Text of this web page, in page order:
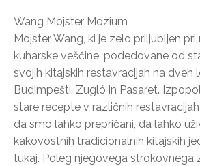
Wang Mojster Mozium
Mojster Wang, ki je zelo priljubljen pri
kuharske veščine, podedovane od
svojih kitajskih restavracijah na dveh
Budimpešti, Zugló in Pasaret.
stare recepte v različnih
da smo lahko prepričani, da lahko
kakovostnih tradicionalnih kitajskih
tukaj. Poleg njegovega strokovnega